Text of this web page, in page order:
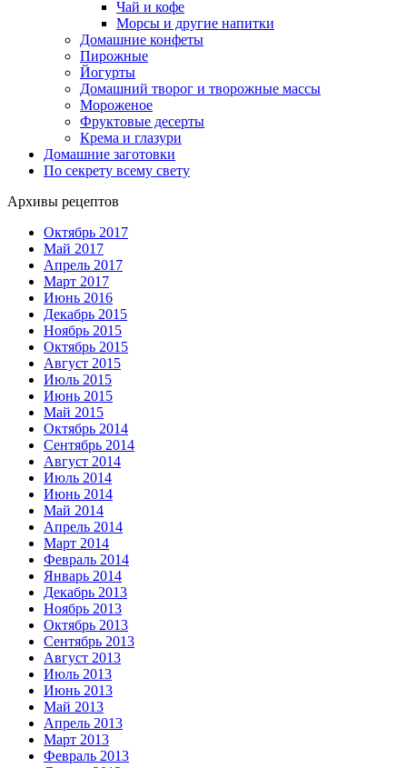
Чай и кофе
Морсы и другие напитки
Домашние конфеты
Пирожные
Йогурты
Домашний творог и творожные массы
Мороженое
Фруктовые десерты
Крема и глазури
Домашние заготовки
По секрету всему свету
Архивы рецептов
Октябрь 2017
Май 2017
Апрель 2017
Март 2017
Июнь 2016
Декабрь 2015
Ноябрь 2015
Октябрь 2015
Август 2015
Июль 2015
Июнь 2015
Май 2015
Октябрь 2014
Сентябрь 2014
Август 2014
Июль 2014
Июнь 2014
Май 2014
Апрель 2014
Март 2014
Февраль 2014
Январь 2014
Декабрь 2013
Ноябрь 2013
Октябрь 2013
Сентябрь 2013
Август 2013
Июль 2013
Июнь 2013
Май 2013
Апрель 2013
Март 2013
Февраль 2013